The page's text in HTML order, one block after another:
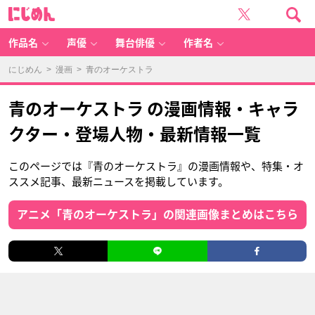
作品名 声優 舞台俳優 作者名
にじめん > 漫画 > 青のオーケストラ
青のオーケストラ の漫画情報・キャラ
クター・登場人物・最新情報一覧
このページでは『青のオーケストラ』の漫画情報や、特集・オ
ススメ記事、最新ニュースを掲載しています。
アニメ「青のオーケストラ」の関連画像まとめはこちら